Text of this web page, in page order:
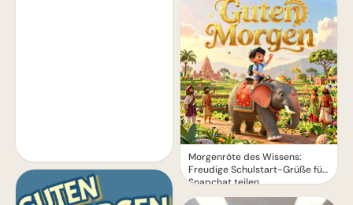
Morgenröte des Wissens:
Freudige Schulstart-Grüße für
Snapchat teilen